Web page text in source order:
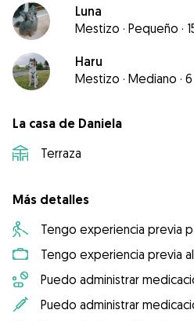
Luna
Mestizo · Pequeño ·
Haru
Mestizo · Mediano ·
La casa de Daniela
Terraza
Más detalles
Tengo experiencia previa
Tengo experiencia previa
Puedo administrar
Puedo administrar